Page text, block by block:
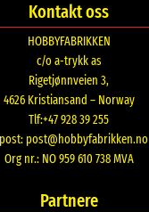
Kontakt oss
HOBBYFABRIKKEN
c/o a-trykk as
Rigetjønnveien 3,
4626 Kristiansand – Norway
Tlf:+47 928 39 255
post@hobbyfabrikken.no
Org nr.: NO 959 610 738 MVA
Partnere